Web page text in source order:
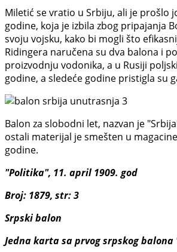
Miletić se vratio u Srbiju, ali je prošlo
godine, koja je izbila zbog pripajanja
svoju vojsku, kako bi mogli što
Ridingera naručena su dva balona i
proizvodnju vodonika, a u Rusiji
godine, a sledeće godine pristigla su
Balon za slobodni let, nazvan je
ostali materijal je smešten u
godine.
"Politika", 11. april 1909. god
Broj: 1879, str: 3
Srpski balon
Jedna karta sa prvog srpskog